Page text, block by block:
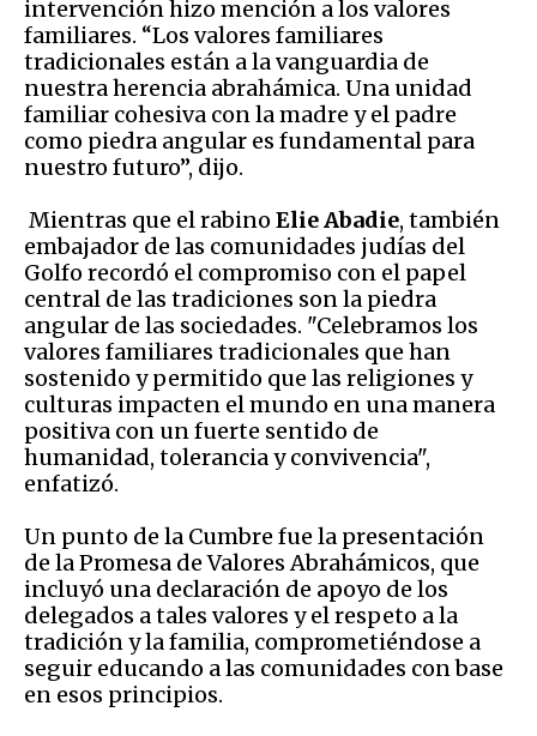
intervención hizo mención a los valores
familiares. “Los valores familiares
tradicionales están a la vanguardia de
nuestra herencia abrahámica. Una unidad
familiar cohesiva con la madre y el padre
como piedra angular es fundamental para
nuestro futuro”, dijo.
Mientras que el rabino Elie Abadie, también
embajador de las comunidades judías del
Golfo recordó el compromiso con el papel
central de las tradiciones son la piedra
angular de las sociedades. "Celebramos los
valores familiares tradicionales que han
sostenido y permitido que las religiones y
culturas impacten el mundo en una manera
positiva con un fuerte sentido de
humanidad, tolerancia y convivencia",
enfatizó.
Un punto de la Cumbre fue la presentación
de la Promesa de Valores Abrahámicos, que
incluyó una declaración de apoyo de los
delegados a tales valores y el respeto a la
tradición y la familia, comprometiéndose a
seguir educando a las comunidades con base
en esos principios.